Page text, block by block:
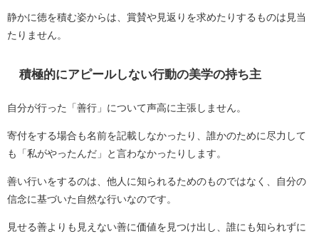
静かに徳を積む姿からは、賞賛や見返りを求めたりするものは見当
たりません。
積極的にアピールしない行動の美学の持ち主
自分が行った「善行」について声高に主張しません。
寄付をする場合も名前を記載しなかったり、誰かのために尽力して
も「私がやったんだ」と言わなかったりします。
善い行いをするのは、他人に知られるためのものではなく、自分の
信念に基づいた自然な行いなのです。
見せる善よりも見えない善に価値を見つけ出し、誰にも知られずに